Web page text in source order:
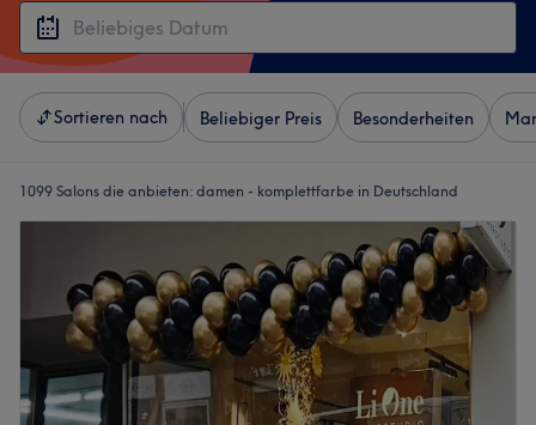
Sortieren nach Beliebiger Preis Besonderheiten
1099 Salons die anbieten: damen - komplettfarbe in Deutschland